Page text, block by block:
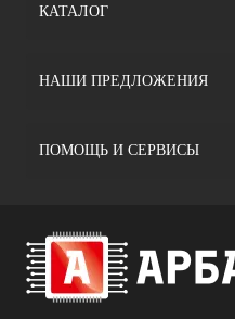
КАТАЛОГ
НАШИ ПРЕДЛОЖЕНИЯ
ПОМОЩЬ И СЕРВИСЫ